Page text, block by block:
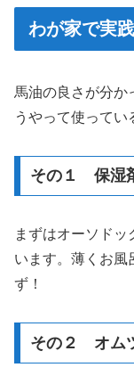
わが家で実
馬油の良さが分か
うやって使ってい
その１ 保湿
まずはオーソド
います。薄くお風
ず！
その２ オム